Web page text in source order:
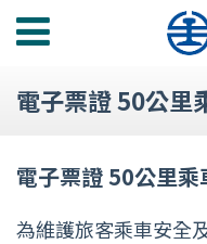
功
選
電子票證 50公里
電子票證 50公里
為維護旅客乘車安全